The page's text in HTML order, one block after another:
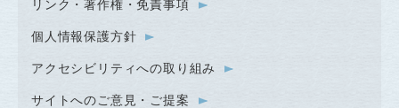
リンク・著作権・免責事項
個人情報保護方針
アクセシビリティへの取り組み
サイトへのご意見・ご提案